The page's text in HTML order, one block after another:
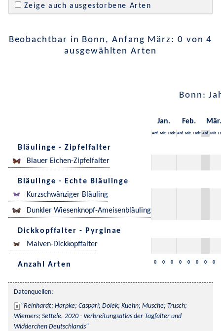
Zeige auch ausgestorbene Arten
Beobachtbar in Bonn, Anfang März: 0 von 4
ausgewählten Arten
Bonn:
Jan. Feb. Mär.
Anf. Mit. Ende Anf. Mit. Ende Anf. Mit.
Bläulinge - Zipfelfalter
Blauer Eichen-Zipfelfalter
Bläulinge - Echte Bläulinge
Kurzschwänziger Bläuling
Dunkler Wiesenknopf-Ameisenbläuling
Dickkopffalter - Pyrginae
Malven-Dickkopffalter
Anzahl Arten 0 0 0 0 0 0 0 0
Datenquellen:
Reinhardt; Harpke; Caspari; Dolek; Kuehn; Musche; Trusch;
Wiemers; Settele, 2020 - Verbreitungsatlas der Tagfalter und
Widderchen Deutschlands